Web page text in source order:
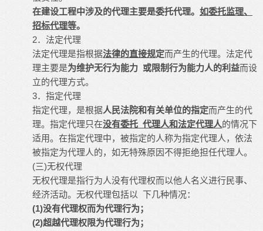
在建设工程中涉及的代理主要是委托代理。 如委托监理、
招标代理等。
2．法定代理
法定代理是指根据法律的直接规定而产生的代理。法定代
理主要是为维护无行为能力 或限制行为能力人的利益而设
立的代理方式。
3．指定代理
指定代理，是根据人民法院和有关单位的指定而产生的代
理。指定代理只在没有委托 代理人和法定代理人的情况下
适用。在指定代理中，被指定的人称为指定代理人，依法
被指定为代理人的，如无特殊原因不得拒绝担任代理人。
(三)无权代理
无权代理是指行为人没有代理权而以他人名义进行民事、
经济活动。无权代理包括以 下几种情况：
(1)没有代理权而为代理行为；
(2)超越代理权限为代理行为；